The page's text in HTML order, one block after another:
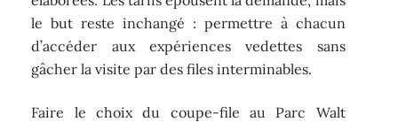
le but reste inchangé : permettre à chacun
d’accéder aux expériences vedettes sans
gâcher la visite par des files interminables.
Faire le choix du coupe-file au Parc Walt